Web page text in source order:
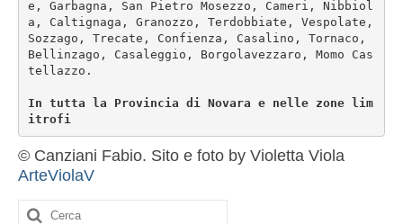
e, Garbagna, San Pietro Mosezzo, Cameri, Nibbiol
a, Caltignaga, Granozzo, Terdobbiate, Vespolate,
Sozzago, Trecate, Confienza, Casalino, Tornaco,
Bellinzago, Casaleggio, Borgolavezzaro, Momo Cas
tellazzo.
In tutta la Provincia di Novara e nelle zone lim
itrofi
© Canziani Fabio. Sito e foto by Violetta Viola
ArteViolaV
Cerca: